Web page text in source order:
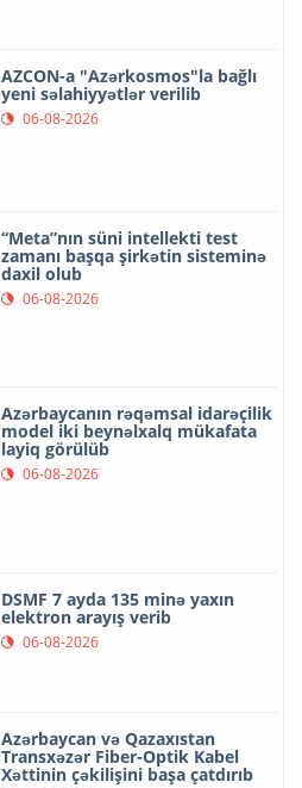
AZCON-a "Azərkosmos"la bağlı
yeni səlahiyyətlər verilib
06-08-2026
“Meta”nın süni intellekti test
zamanı başqa şirkətin sisteminə
daxil olub
06-08-2026
Azərbaycanın rəqəmsal idarəçilik
model iki beynəlxalq mükafata
layiq görülüb
06-08-2026
DSMF 7 ayda 135 minə yaxın
elektron arayış verib
06-08-2026
Azərbaycan və Qazaxıstan
Transxəzər Fiber-Optik Kabel
Xəttinin çəkilişini başa çatdırıb